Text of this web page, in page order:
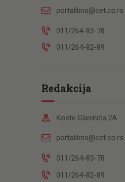
portalibris@cet.co.rs
011/264-83-78
011/264-82-89
Redakcija
Koste Glavinića 2A
portalibris@cet.co.rs
011/264-83-78
011/264-82-89